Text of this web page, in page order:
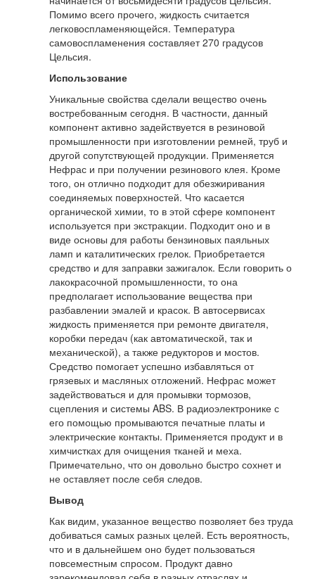
Помимо всего прочего, жидкость считается
легковоспламеняющейся. Температура
самовоспламенения составляет 270 градусов
Цельсия.
Использование
Уникальные свойства сделали вещество очень
востребованным сегодня. В частности, данный
компонент активно задействуется в резиновой
промышленности при изготовлении ремней, труб и
другой сопутствующей продукции. Применяется
Нефрас и при получении резинового клея. Кроме
того, он отлично подходит для обезжиривания
соединяемых поверхностей. Что касается
органической химии, то в этой сфере компонент
используется при экстракции. Подходит оно и в
виде основы для работы бензиновых паяльных
ламп и каталитических грелок. Приобретается
средство и для заправки зажигалок. Если говорить о
лакокрасочной промышленности, то она
предполагает использование вещества при
разбавлении эмалей и красок. В автосервисах
жидкость применяется при ремонте двигателя,
коробки передач (как автоматической, так и
механической), а также редукторов и мостов.
Средство помогает успешно избавляться от
грязевых и масляных отложений. Нефрас может
задействоваться и для промывки тормозов,
сцепления и системы ABS. В радиоэлектронике с
его помощью промываются печатные платы и
электрические контакты. Применяется продукт и в
химчистках для очищения тканей и меха.
Примечательно, что он довольно быстро сохнет и
не оставляет после себя следов.
Вывод
Как видим, указанное вещество позволяет без труда
добиваться самых разных целей. Есть вероятность,
что и в дальнейшем оно будет пользоваться
повсеместным спросом. Продукт давно